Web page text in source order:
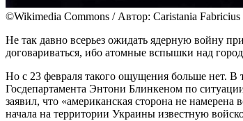
©Wikimedia Commons / Автор: Caristania Fabricius
Не так давно всерьез ожидать ядерную войну
договариваться, ибо атомные вспышки над
Но с 23 февраля такого ощущения больше нет. В
Госдепартамента Энтони Блинкеном по
заявил, что «американская сторона не
начала на территории Украины известную